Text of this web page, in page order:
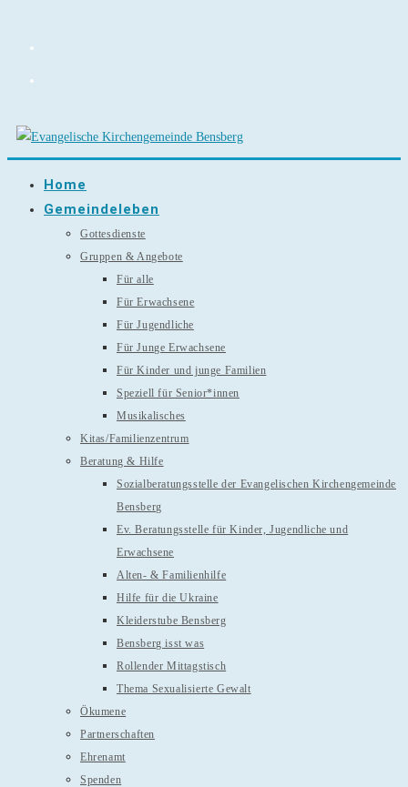
Home
Gemeindeleben
Gottesdienste
Gruppen & Angebote
Für alle
Für Erwachsene
Für Jugendliche
Für Junge Erwachsene
Für Kinder und junge Familien
Speziell für Senior*innen
Musikalisches
Kitas/Familienzentrum
Beratung & Hilfe
Sozialberatungsstelle der Evangelischen Kirchengemeinde
Bensberg
Ev. Beratungsstelle für Kinder, Jugendliche und
Erwachsene
Alten- & Familienhilfe
Hilfe für die Ukraine
Kleiderstube Bensberg
Bensberg isst was
Rollender Mittagstisch
Thema Sexualisierte Gewalt
Ökumene
Partnerschaften
Ehrenamt
Spenden